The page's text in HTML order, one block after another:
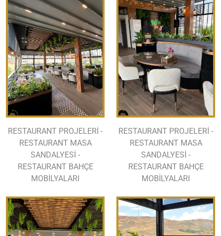
RESTAURANT PROJELERİ -
RESTAURANT MASA
SANDALYESİ -
RESTAURANT BAHÇE
MOBİLYALARI
RESTAURANT PROJELERİ -
RESTAURANT MASA
SANDALYESİ -
RESTAURANT BAHÇE
MOBİLYALARI